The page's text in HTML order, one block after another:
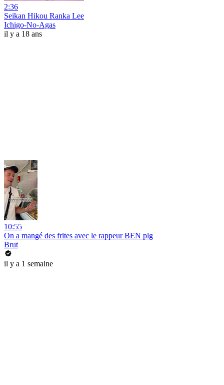
2:36
Seikan Hikou Ranka Lee
Ichigo-No-Agas
il y a 18 ans
10:55
On a mangé des frites avec le rappeur BEN plg
Brut
il y a 1 semaine